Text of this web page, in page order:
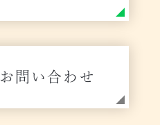
お問い合わせ